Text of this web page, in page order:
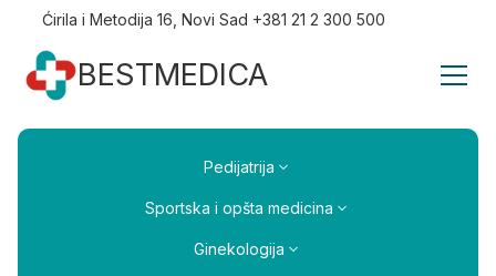
Ćirila i Metodija 16, Novi Sad +381 21 2 300 500
BESTMEDICA
Pedijatrija
Sportska i opšta medicina
Ginekologija